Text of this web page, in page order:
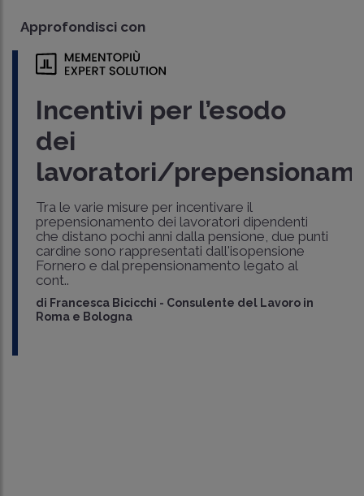
Approfondisci con
Incentivi per l’esodo
dei
lavoratori/
Tra le varie misure per incentivare il
prepensionamento dei lavoratori dipendenti
che distano pochi anni dalla pensione, due punti
cardine sono rappresentati dall'isopensione
Fornero e dal prepensionamento legato al
cont..
di Francesca Bicicchi - Consulente del Lavoro in
Roma e Bologna